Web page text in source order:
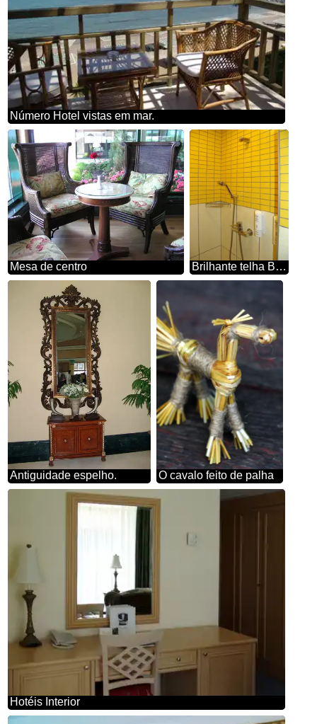
Número Hotel vistas em mar.
Mesa de centro Brilhante telha Banho quarto.
Antiguidade espelho. O cavalo feito de palha
Hotéis Interior